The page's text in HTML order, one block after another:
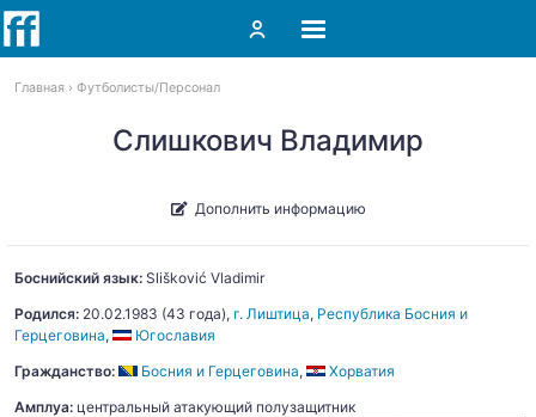
Главная Футболисты Персонал
Слишкович Владимир
Дополнить информацию
Боснийский язык: Slišković Vladimir
Родился: 20.02.1983 (43 года), г. Лиштица, Республика Босния и
Герцеговина,
Югославия
Гражданство:
Босния и Герцеговина,
Хорватия
Амплуа: центральный атакующий полузащитник